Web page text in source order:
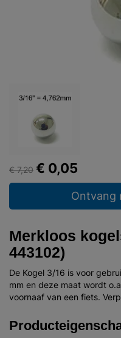
€ 7,20 € 0,05
Ontvang
Merkloos
443102)
De Kogel 3/16 is voor
mm en deze maat wordt
voornaaf van een fiets.